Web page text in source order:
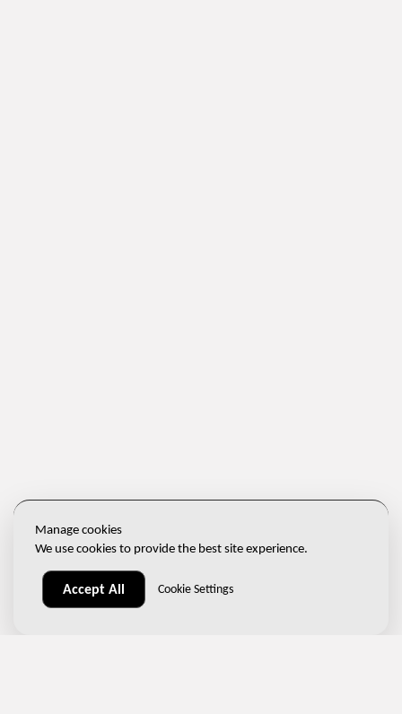
Manage cookies
We use cookies to provide the best site experience.
Accept All Cookie Settings